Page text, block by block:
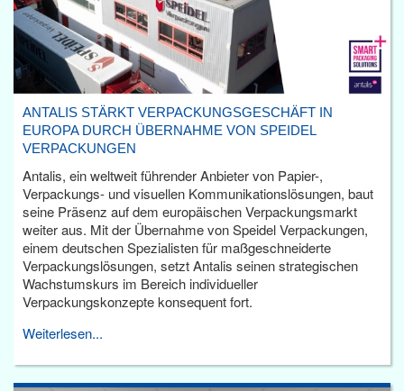
ANTALIS STÄRKT VERPACKUNGSGESCHÄFT IN
EUROPA DURCH ÜBERNAHME VON SPEIDEL
VERPACKUNGEN
Antalis, ein weltweit führender Anbieter von Papier-,
Verpackungs- und visuellen Kommunikationslösungen, baut
seine Präsenz auf dem europäischen Verpackungsmarkt
weiter aus. Mit der Übernahme von Speidel Verpackungen,
einem deutschen Spezialisten für maßgeschneiderte
Verpackungslösungen, setzt Antalis seinen strategischen
Wachstumskurs im Bereich individueller
Verpackungskonzepte konsequent fort.
Weiterlesen...